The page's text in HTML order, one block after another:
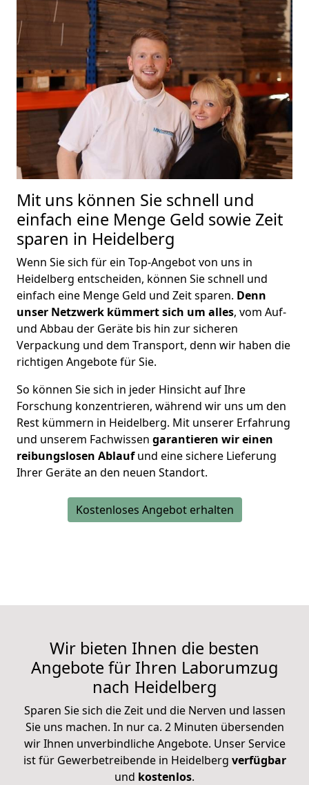
Mit uns können Sie schnell und
einfach eine Menge Geld sowie Zeit
sparen in Heidelberg
Wenn Sie sich für ein Top-Angebot von uns in
Heidelberg entscheiden, können Sie schnell und
einfach eine Menge Geld und Zeit sparen. Denn
unser Netzwerk kümmert sich um alles, vom Auf-
und Abbau der Geräte bis hin zur sicheren
Verpackung und dem Transport, denn wir haben die
richtigen Angebote für Sie.
So können Sie sich in jeder Hinsicht auf Ihre
Forschung konzentrieren, während wir uns um den
Rest kümmern in Heidelberg. Mit unserer Erfahrung
und unserem Fachwissen garantieren wir einen
reibungslosen Ablaufund eine sichere Lieferung
Ihrer Geräte an den neuen Standort.
Kostenloses Angebot erhalten
Wir bieten Ihnen die besten
Angebote für Ihren Laborumzug
nach Heidelberg
Sparen Sie sich die Zeit und die Nerven und lassen
Sie uns machen. In nur ca. 2 Minuten übersenden
wir Ihnen unverbindliche Angebote. Unser Service
ist für Gewerbetreibende in Heidelberg verfügbar
und kostenlos.